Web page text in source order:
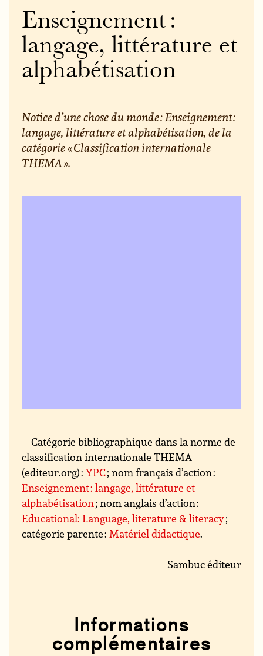
Enseignement :
langage, littérature et
alphabétisation
Notice d’une chose du monde : Enseignement :
langage, littérature et alphabétisation, de la
catégorie « Classification internationale
THEMA ».
Catégorie bibliographique dans la norme de
classification internationale THEMA
(editeur.org) :YPC; nom français d’action :
Enseignement : langage, littérature et
alphabétisation; nom anglais d’action :
Educational: Language, literature & literacy;
catégorie parente :Matériel didactique.
Sambuc éditeur
Informations
complémentaires